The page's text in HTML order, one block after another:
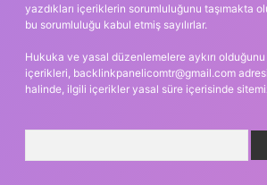
yazdıkları içeriklerin sorumluluğunu taşımakta
bu sorumluluğu kabul etmiş sayılırlar.
Hukuka ve yasal düzenlemelere aykırı
içerikleri, backlinkpanelicomtr@gmail.com
halinde, ilgili içerikler yasal süre içerisinde